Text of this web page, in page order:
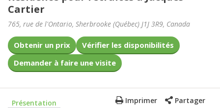
Cartier
765, rue de l'Ontario, Sherbrooke (Québec) J1J 3R9, Canada
Obtenir un prix
Vérifier les disponibilités
Demander à faire une visite
Présentation Imprimer Partager